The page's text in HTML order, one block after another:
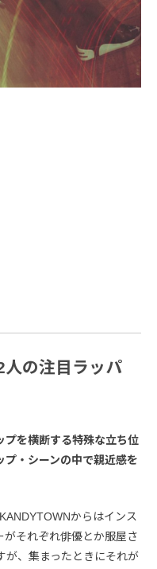
人の注目ラッパ
を横断する特殊な立ち位
プ・シーンの中で親近感を
からはインス
がそれぞれ俳優とか服屋さ
が、集まったときにそれが